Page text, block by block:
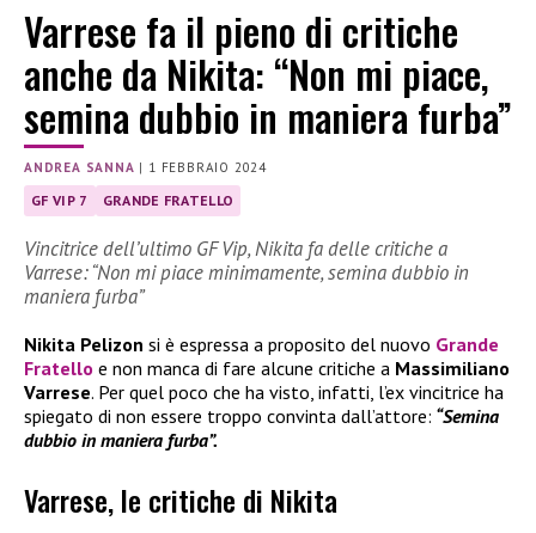
Varrese fa il pieno di critiche
anche da Nikita: “Non mi piace,
semina dubbio in maniera furba”
ANDREA SANNA | 1 FEBBRAIO 2024
GF VIP 7 GRANDE FRATELLO
Vincitrice dell’ultimo GF Vip, Nikita fa delle critiche a
Varrese: “Non mi piace minimamente, semina dubbio in
maniera furba”
Nikita Pelizon si è espressa a proposito del nuovo Grande
Fratello e non manca di fare alcune critiche a Massimiliano
Varrese. Per quel poco che ha visto, infatti, l’ex vincitrice ha
spiegato di non essere troppo convinta dall’attore: “Semina
dubbio in maniera furba”.
Varrese, le critiche di Nikita